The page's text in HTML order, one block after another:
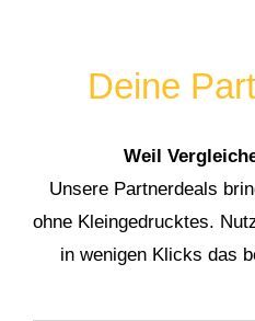
Deine
Weil
Unsere Partnerdeals
ohne Kleingedrucktes.
in wenigen Klicks das